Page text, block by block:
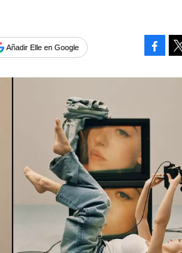
Añadir Elle en Google